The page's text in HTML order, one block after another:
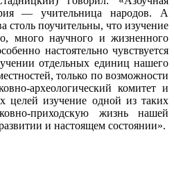
— учительница народов. А
столь поучительны, что изучение
много научного и жизненного
настоятельно чувствуется
отдельных единиц нашего
только по возможности
археологический комитет и
целей изучение одной из таких
приходскую жизнь нашей
и настоящем состоянии».